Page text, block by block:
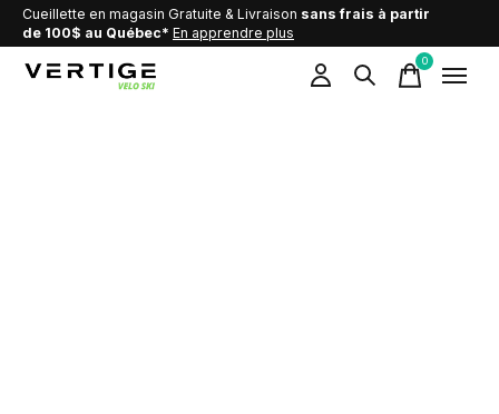
Cueillette en magasin Gratuite & Livraison sans frais à partir
de 100$ au Québec* En apprendre plus
0items